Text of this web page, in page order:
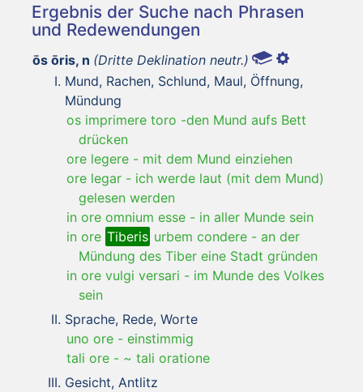
Ergebnis der Suche nach Phrasen
und Redewendungen
ōs ōris, n (Dritte Deklination neutr.)
Mund, Rachen, Schlund, Maul, Öffnung,
Mündung
os imprimere toro -den Mund aufs Bett
drücken
ore legere - mit dem Mund einziehen
ore legar - ich werde laut (mit dem Mund)
gelesen werden
in ore omnium esse - in aller Munde sein
in ore Tiberis urbem condere - an der
Mündung des Tiber eine Stadt gründen
in ore vulgi versari - im Munde des Volkes
sein
Sprache, Rede, Worte
uno ore - einstimmig
tali ore - ~ tali oratione
Gesicht, Antlitz